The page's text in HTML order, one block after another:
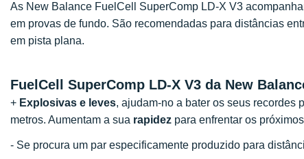
As New Balance FuelCell SuperComp LD-X V3
em provas de fundo. São recomendadas para distâncias
em pista plana.
FuelCell SuperComp LD-X V3 da New
+ Explosivas e leves, ajudam-no a bater os seus recordes
metros. Aumentam a sua rapidez para enfrentar os
- Se procura um par especificamente produzido para